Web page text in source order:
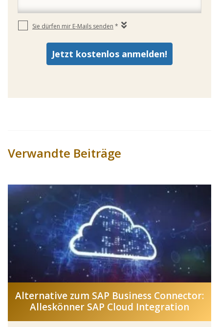
Verwandte Beiträge
Alternative zum SAP Business Connector:
Alleskönner SAP Cloud Integration